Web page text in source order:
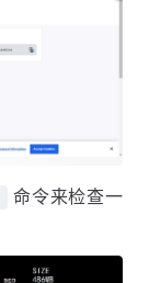
命令来检查一